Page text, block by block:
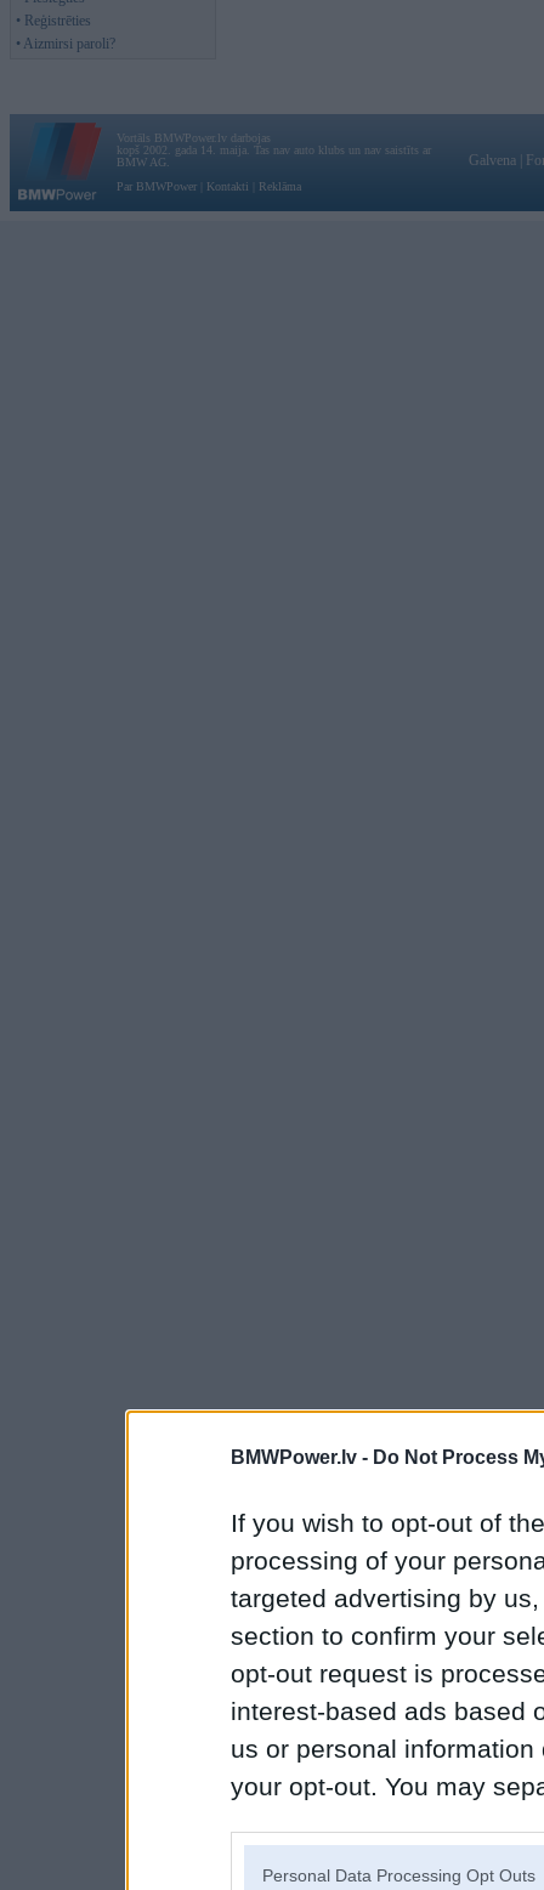
BMWPower.lv - Do Not Process
If you wish to opt-out of
processing of your
targeted advertising by
section to confirm your
opt-out request is
interest-based ads based
us or personal
your opt-out. You may
Personal Data Processing Opt Outs
• Reģistrēties
• Aizmirsi paroli?
Vortāls BMWPower.lv darbojas
kopš 2002. gada 14. maija. Tas nav auto klubs un nav saistīts ar
BMW AG.
Par BMWPower
Kontakti Reklāma
Galvena